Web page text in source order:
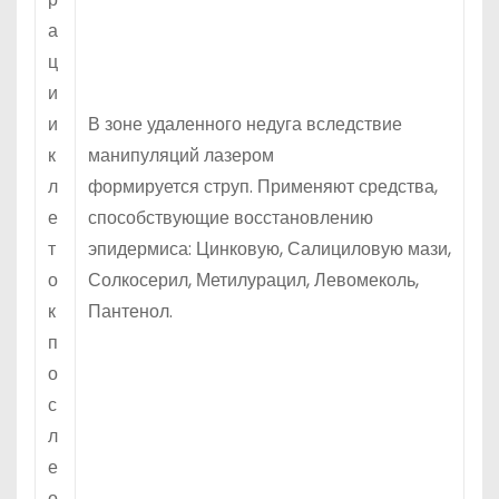
а
ц
и
и
к
л
е
т
о
к
п
о
с
л
е
В зоне удаленного недуга вследствие
манипуляций лазером
формируется струп. Применяют средства,
способствующие восстановлению
эпидермиса: Цинковую, Салициловую мази,
Солкосерил, Метилурацил, Левомеколь,
Пантенол.